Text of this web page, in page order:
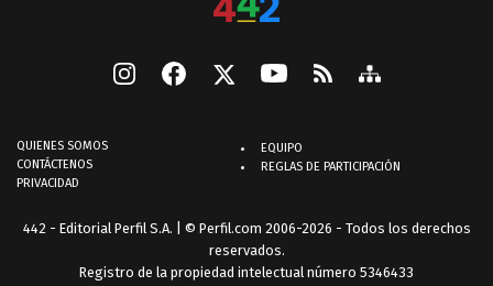
QUIENES SOMOS
CONTÁCTENOS
PRIVACIDAD
EQUIPO
REGLAS DE PARTICIPACIÓN
442 - Editorial Perfil S.A. | © Perfil.com 2006-2026 - Todos los derechos
reservados.
Registro de la propiedad intelectual número 5346433